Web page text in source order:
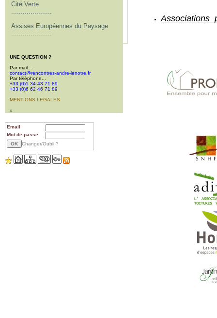
Cité Verte
.....................
Assises Européennes du Paysage
.....................
UNE QUESTION ?
Par mail...
contact@rencontres-andre-lenotre.fr
Par téléphone...
+33 (0)1 34 43 71 89
+33 (0)6 62 46 71 89
MENTIONS LEGALES
x
Email
Mot de passe
Changer/Oubli ?
Associations